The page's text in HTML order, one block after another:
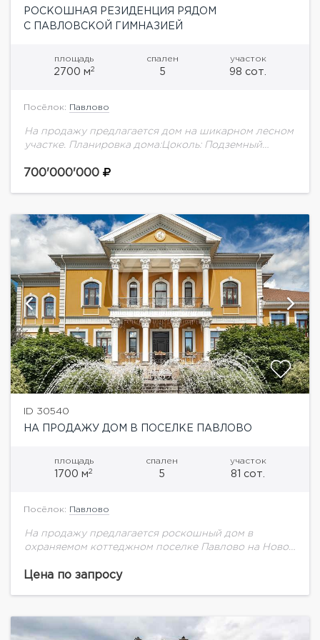
РОСКОШНАЯ РЕЗИДЕНЦИЯ РЯДОМ
С ПАВЛОВСКОЙ ГИМНАЗИЕЙ
площадь
2700 м2
спален
5
участок
98 сот.
Посёлок: Павлово
На продажу предлагается дом на шикарном лесном
участке. Планировка дома:Цоколь: Подземный
технические и складские помещения.1 этаж:
700'000'000
ID 30540
НА ПРОДАЖУ ДОМ В ПОСЕЛКЕ ПАВЛОВО
площадь
1700 м2
спален
5
участок
81 сот.
Посёлок: Павлово
На продажу предлагается роскошный дом в
охраняемом коттеджном поселке Павлово на Новой
винная комната, комната для персонала, кухня,
Цена по запросу